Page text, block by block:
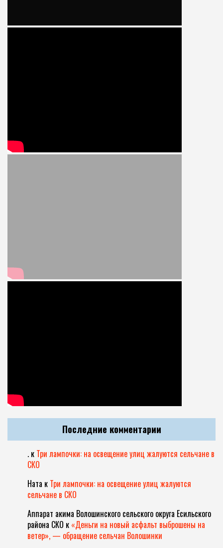
Последние комментарии
. к Три лампочки: на освещение улиц жалуются сельчане в
СКО
Ната к Три лампочки: на освещение улиц жалуются
сельчане в СКО
Аппарат акима Волошинского сельского округа Есильского
района СКО к «Деньги на новый асфальт выброшены на
ветер», — обращение сельчан Волошинки